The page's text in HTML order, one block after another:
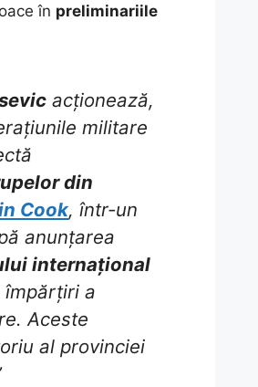
în preliminariile
acționează,
militare
din
Cook, într-un
anunțarea
internațional
împărțiri a
Aceste
al provinciei